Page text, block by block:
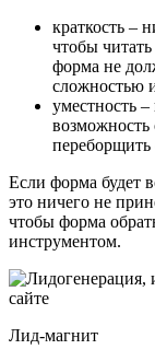
краткость –
чтобы
форма не
сложностью
уместность
возможность
переборщить
Если форма будет
это ничего не
чтобы форма
инструментом.
Лид-магнит